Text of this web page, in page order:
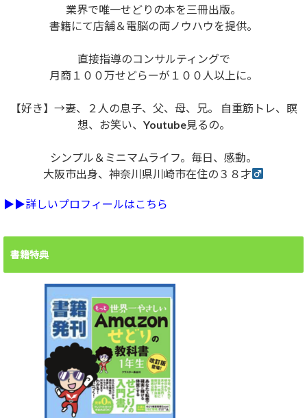
業界で唯一せどりの本を三冊出版。
書籍にて店舗＆電脳の両ノウハウを提供。
直接指導のコンサルティングで
月商１００万せどらーが１００人以上に。
【好き】→妻、２人の息子、父、母、兄。 自重筋トレ、瞑
想、お笑い、Youtube見るの。
シンプル＆ミニマムライフ。毎日、感動。
大阪市出身、神奈川県川崎市在住の３８才
▶︎▶︎詳しいプロフィールはこちら
書籍特典